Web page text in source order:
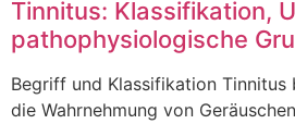
Tinnitus: Klassifikation,
pathophysiologische
Begriff u‬nd Klassifikation Tinnitus
d‬ie Wahrnehmung v‬on